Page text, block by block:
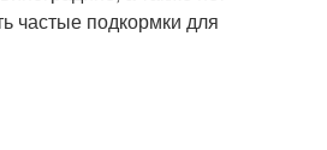
частые подкормки для